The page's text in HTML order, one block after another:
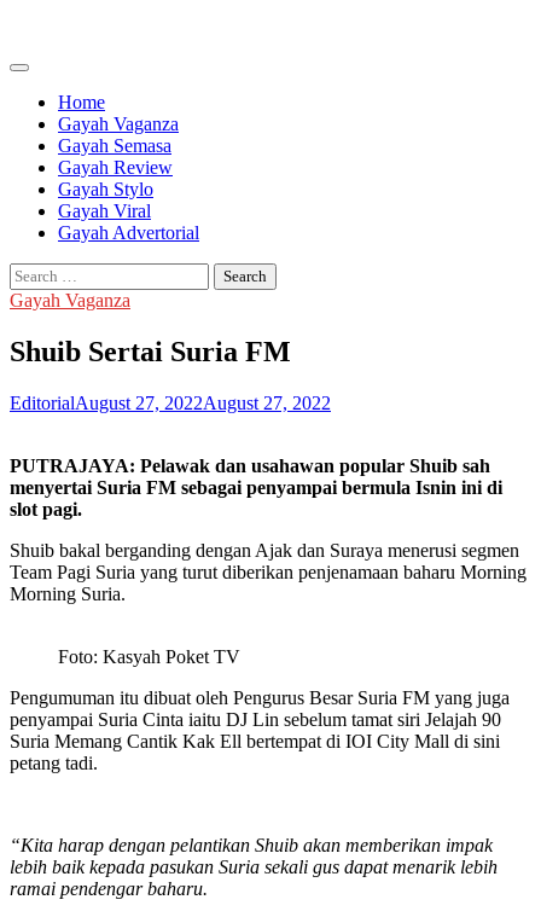
content
Home
Gayah Vaganza
Gayah Semasa
Gayah Review
Gayah Stylo
Gayah Viral
Gayah Advertorial
Search
for:
Gayah Vaganza
Shuib Sertai Suria FM
EditorialAugust 27, 2022August 27, 2022
PUTRAJAYA: Pelawak dan usahawan popular Shuib sah
menyertai Suria FM sebagai penyampai bermula Isnin ini di
slot pagi.
Shuib bakal berganding dengan Ajak dan Suraya menerusi segmen
Team Pagi Suria yang turut diberikan penjenamaan baharu Morning
Morning Suria.
Foto: Kasyah Poket TV
Pengumuman itu dibuat oleh Pengurus Besar Suria FM yang juga
penyampai Suria Cinta iaitu DJ Lin sebelum tamat siri Jelajah 90
Suria Memang Cantik Kak Ell bertempat di IOI City Mall di sini
petang tadi.
“Kita harap dengan pelantikan Shuib akan memberikan impak
lebih baik kepada pasukan Suria sekali gus dapat menarik lebih
ramai pendengar baharu.